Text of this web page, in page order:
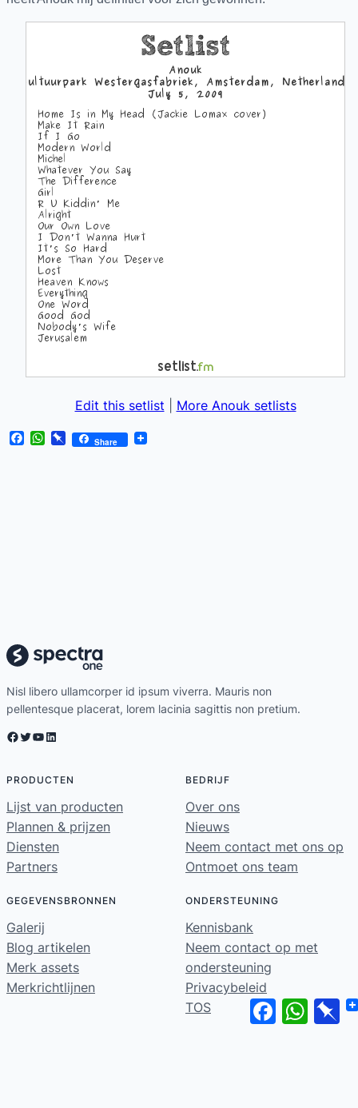
Edit this setlist More Anouk setlists
Facebook
WhatsApp
Pinboard
Share
Nisl libero ullamcorper id ipsum viverra. Mauris non
pellentesque placerat, lorem lacinia sagittis non pretium.
Facebook Twitter YouTube LinkedIn
PRODUCTEN
Lijst van producten
Plannen & prijzen
Diensten
Partners
BEDRIJF
Over ons
Nieuws
Neem contact met ons op
Ontmoet ons team
GEGEVENSBRONNEN
Galerij
Blog artikelen
Merk assets
Merkrichtlijnen
ONDERSTEUNING
Kennisbank
Neem contact op met
ondersteuning
Privacybeleid
TOS
Facebook